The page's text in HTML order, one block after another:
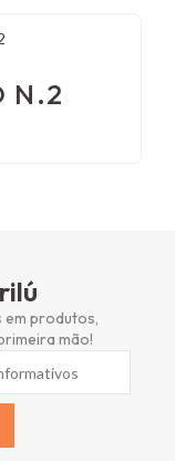
N.2
em produtos,
mão!